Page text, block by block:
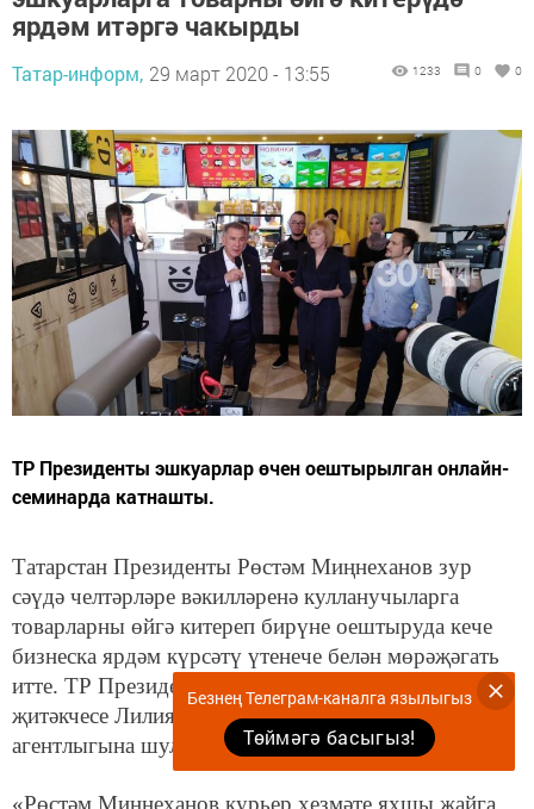
ярдәм итәргә чакырды
Татар-информ, 29 март 2020 - 13:55 1233 0 0
ТР Президенты эшкуарлар өчен оештырылган онлайн-
семинарда катнашты.
Татарстан Президенты Рөстәм Миңнеханов зур
сәүдә челтәрләре вәкилләренә кулланучыларга
товарларны өйгә китереп бирүне оештыруда кече
бизнеска ярдәм күрсәтү үтенече белән мөрәҗәгать
итте. ТР Президентының матбугат хезмәте
җитәкчесе Лилия Галимова «Татар-информ»
агентлыгына шулай дип белдерде.
«Рөстәм Миңнеханов курьер хезмәте яхшы җайга
Безнең Телеграм-каналга язылыгыз
Төймәгә басыгыз!